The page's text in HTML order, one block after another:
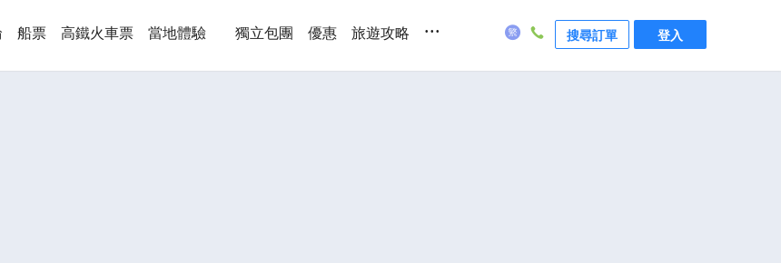
船票 高鐵火車票 當地體驗 獨立包團 優惠 旅遊攻略 ... 搜尋訂單 登入